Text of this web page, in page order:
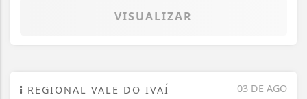
VISUALIZAR
03 DE AGO
REGIONAL VALE DO IVAÍ